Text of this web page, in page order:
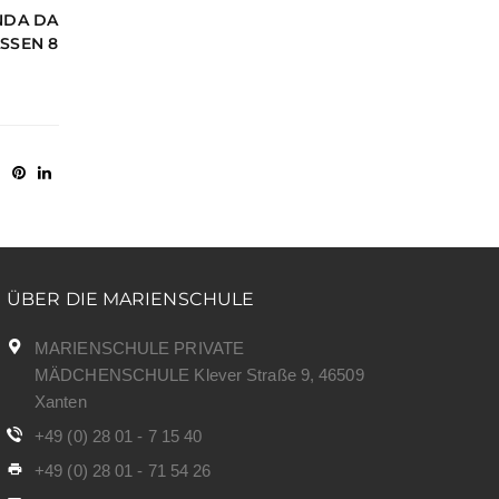
DA
8
ÜBER DIE MARIENSCHULE
MARIENSCHULE PRIVATE
MÄDCHENSCHULE Klever Straße 9, 46509
Xanten
+49 (0) 28 01 - 7 15 40
+49 (0) 28 01 - 71 54 26